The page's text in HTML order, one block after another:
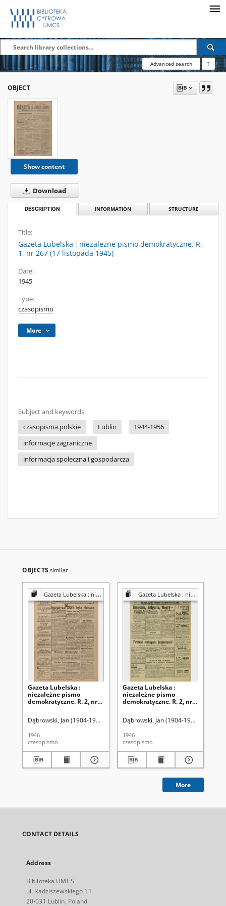
Advanced search ?
OBJECT
Show content
Download
DESCRIPTION INFORMATION STRUCTURE
Title:
Gazeta Lubelska : niezależne pismo demokratyczne. R.
1, nr 267 (17 listopada 1945)
Date:
1945
Type:
czasopismo
More
Subject and keywords:
czasopisma polskie
Lublin
1944-1956
informacje zagraniczne
informacja społeczna i gospodarcza
OBJECTS similar
Gazeta Lubelska : niezależny organ demokratyczny
Gazeta Lubelska :
niezależne pismo
demokratyczne. R. 2, nr
Dąbrowski, Jan (1904-1964). Red
1946
czasopismo
Gazeta Lubelska : niezależny organ demokratyczny
Gazeta Lubelska :
niezależne pismo
demokratyczne. R. 2, nr
Dąbrowski, Jan (1904-1964). Red
1946
czasopismo
More
CONTACT DETAILS
Address
Biblioteka UMCS
ul. Radziszewskiego 11
20-031 Lublin, Poland